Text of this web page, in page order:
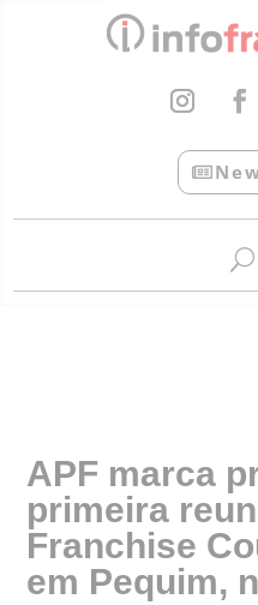
APF marca
primeira
Franchise
em Pequim,